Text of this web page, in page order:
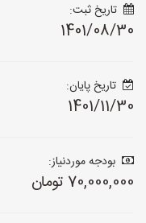
تاریخ ثبت:
1401/08/30
تاریخ پایان:
1401/11/30
بودجه موردنیاز:
70,000,000 تومان